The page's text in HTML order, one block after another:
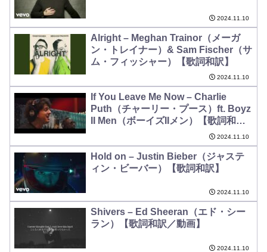
2024.11.10
Alright – Meghan Trainor（メーガ
ン・トレイナー）& Sam Fischer（サ
ム・フィッシャー）【歌詞和訳】
2024.11.10
If You Leave Me Now – Charlie
Puth（チャーリー・プース）ft. Boyz
II Men（ボーイズIIメン）【歌詞和
2024.11.10
Hold on – Justin Bieber（ジャステ
ィン・ビーバー）【歌詞和訳】
2024.11.10
Shivers – Ed Sheeran（エド・シー
ラン）【歌詞和訳／動画】
2024.11.10